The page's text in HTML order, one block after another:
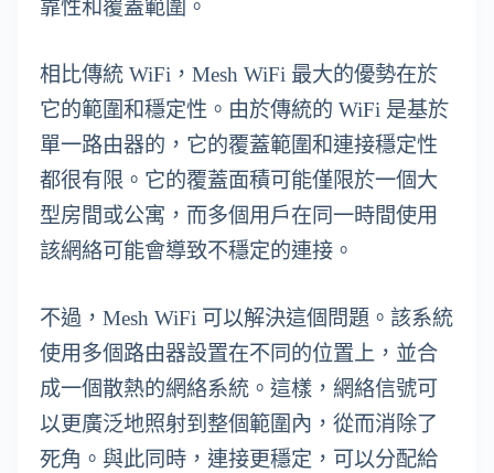
靠性和覆蓋範圍。
相比傳統 WiFi，Mesh WiFi 最大的優勢在於
它的範圍和穩定性。由於傳統的 WiFi 是基於
單一路由器的，它的覆蓋範圍和連接穩定性
都很有限。它的覆蓋面積可能僅限於一個大
型房間或公寓，而多個用戶在同一時間使用
該網絡可能會導致不穩定的連接。
不過，Mesh WiFi 可以解決這個問題。該系統
使用多個路由器設置在不同的位置上，並合
成一個散熱的網絡系統。這樣，網絡信號可
以更廣泛地照射到整個範圍內，從而消除了
死角。與此同時，連接更穩定，可以分配給